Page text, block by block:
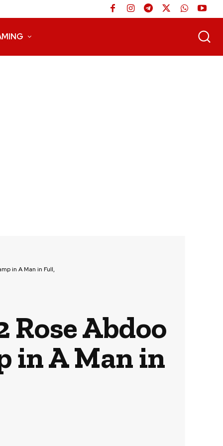
in A Man in Full,
Abdoo
in A Man in